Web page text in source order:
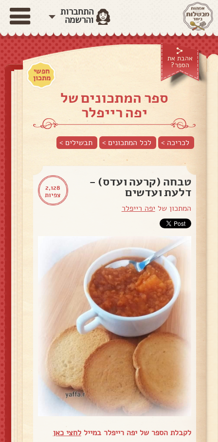
התחברות
והרשמה
אהבת את
הספר?
חפשי
מתכון
ספר המתכונים של
יפה רייפלר
לכריכה > לכל המתכונים > תבשילים>
2,128
צפיות
טבחה (קרעה ועדס) -
דלעת ועדשים
המתכון של יפה רייפלר
לקבלת הספר של יפה רייפלר במייללחצי כאן